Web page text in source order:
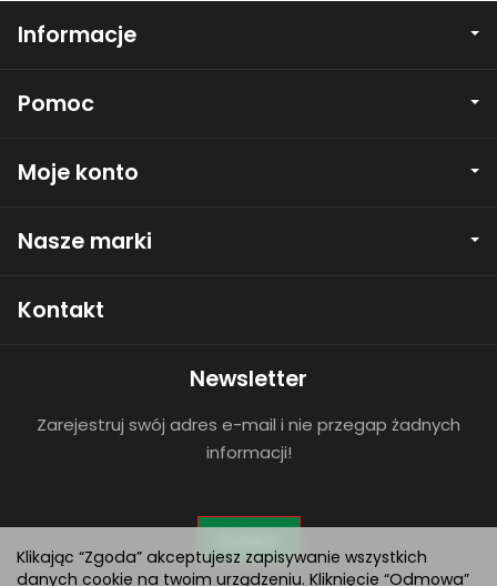
Informacje
Pomoc
Moje konto
Nasze marki
Kontakt
Newsletter
Zarejestruj swój adres e-mail i nie przegap żadnych
informacji!
Klikając “Zgoda” akceptujesz zapisywanie wszystkich
danych cookie na twoim urządzeniu. Kliknięcie “Odmowa”